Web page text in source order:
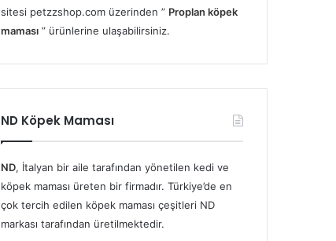
sitesi petzzshop.com üzerinden ” Proplan köpek
maması ” ürünlerine ulaşabilirsiniz.
ND Köpek Maması
ND, İtalyan bir aile tarafından yönetilen kedi ve
köpek maması üreten bir firmadır. Türkiye’de en
çok tercih edilen köpek maması çeşitleri ND
markası tarafından üretilmektedir.